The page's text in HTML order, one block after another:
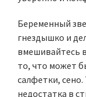
Беременный
гнездышко и
вмешивайтесь
то, что может
салфетки, сено.
недостатка в